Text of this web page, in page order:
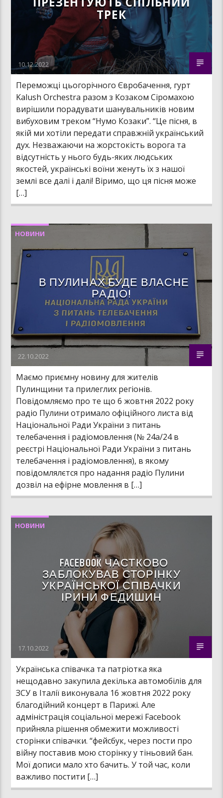
ТРЕК
10.12.2022
Переможці цьогорічного Євробачення, гурт
Kalush Orchestra разом з Козаком Сіромахою
вирішили порадувати шанувальників новим
вибуховим треком “Нумо Козаки”. “Це пісня, в
якій ми хотіли передати справжній український
дух. Незважаючи на жорстокість ворога та
відсутність у нього будь-яких людських
якостей, українські воїни женуть їх з нашої
землі все далі і далі! Віримо, що ця пісня може
[…]
НОВИНИ
В ПУЛИНАХ БУДЕ ВЛАСНЕ
РАДІО!
22.10.2022
Маємо приємну новину для жителів
Пулинщини та прилеглих регіонів.
Повідомляємо про те що 6 жовтня 2022 року
радіо Пулини отримало офіційного листа від
Національної Ради України з питань
телебачення і радіомовлення (№ 24а/24 в
реєстрі Національної Ради України з питань
телебачення і радіомовлення), в якому
повідомлялєтся про надання радіо Пулини
дозвіл на ефірне мовлення в […]
НОВИНИ
FACEBOOK ЧАСТКОВО
ЗАБЛОКУВАВ СТОРІНКУ
УКРАЇНСЬКОЇ СПІВАЧКИ
ІРИНИ ФЕДИШИН
17.10.2022
Українська співачка та патріотка яка
нещодавно закупила декілька автомобілів для
ЗСУ в Італії виконувала 16 жовтня 2022 року
благодійний концерт в Парижі. Але
адміністрація соціальної мережі Facebook
прийняла рішення обмежити можливості
сторінки співачки. “фейсбук, через пости про
війну поставив мою сторінку у тіньовий бан.
Мої дописи мало хто бачить. У той час, коли
важливо постити […]